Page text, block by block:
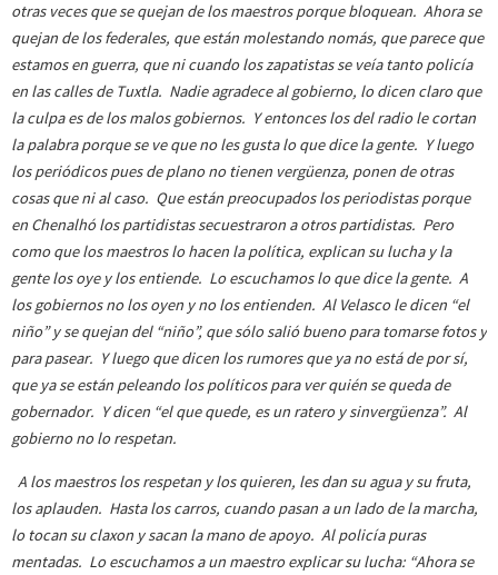
otras veces que se quejan de los maestros porque bloquean. Ahora se
quejan de los federales, que están molestando nomás, que parece que
estamos en guerra, que ni cuando los zapatistas se veía tanto policía
en las calles de Tuxtla. Nadie agradece al gobierno, lo dicen claro que
la culpa es de los malos gobiernos. Y entonces los del radio le cortan
la palabra porque se ve que no les gusta lo que dice la gente. Y luego
los periódicos pues de plano no tienen vergüenza, ponen de otras
cosas que ni al caso. Que están preocupados los periodistas porque
en Chenalhó los partidistas secuestraron a otros partidistas. Pero
como que los maestros lo hacen la política, explican su lucha y la
gente los oye y los entiende. Lo escuchamos lo que dice la gente. A
los gobiernos no los oyen y no los entienden. Al Velasco le dicen “el
niño” y se quejan del “niño”, que sólo salió bueno para tomarse fotos y
para pasear. Y luego que dicen los rumores que ya no está de por sí,
que ya se están peleando los políticos para ver quién se queda de
gobernador. Y dicen “el que quede, es un ratero y sinvergüenza”. Al
gobierno no lo respetan.
A los maestros los respetan y los quieren, les dan su agua y su fruta,
los aplauden. Hasta los carros, cuando pasan a un lado de la marcha,
lo tocan su claxon y sacan la mano de apoyo. Al policía puras
mentadas. Lo escuchamos a un maestro explicar su lucha: “Ahora se